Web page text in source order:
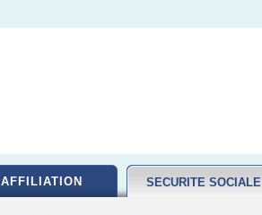
AFFILIATION SECURITE SOCIALE